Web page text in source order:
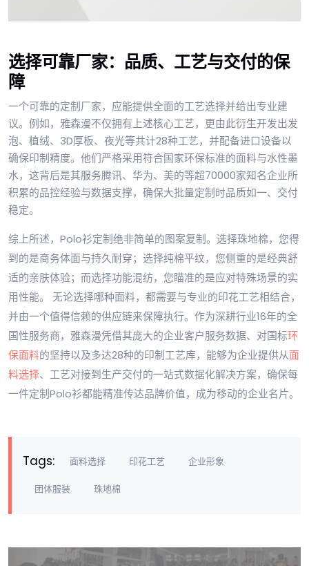
选择可靠厂家：品质、工艺与交付的保
障
一个可靠的定制厂家，应能提供全面的工艺选择并给出专业建
议。例如，雅森漫不仅拥有上述核心工艺，更由此衍生开发出发
泡、植绒、3D厚板、夜光等共计28种工艺，并配备进口设备以
确保印制精度。他们严格采用符合国家环保标准的面料与水性墨
水，这背后是其服务腾讯、华为、美的等超70000家知名企业所
积累的品控经验与数据支撑，确保大批量定制时品质如一、交付
稳定。
综上所述，Polo衫定制绝非简单的图案复制。选择珠地棉，您得
到的是商务体面与持久耐穿；选择纯棉平纹，您侧重的是经典舒
适的亲肤体验；而选择功能混纺，您瞄准的是应对特殊场景的实
用性能。 无论选择哪种面料，都需要与专业的印花工艺相结合，
并由一个值得信赖的供应链来保障执行。作为深耕行业16年的全
国性服务商，雅森漫凭借其庞大的企业客户服务数据、对国标环
保面料的坚持以及多达28种的印制工艺库，能够为企业提供从面
料选择、工艺对接到生产交付的一站式数据化解决方案，确保每
一件定制Polo衫都能精准传达品牌价值，成为移动的企业名片。
Tags: 面料选择 印花工艺 企业形象
团体服装 珠地棉